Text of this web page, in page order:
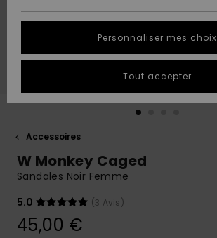
A
Découvrir
A
Découvrir
tailles
conversation
plus rapide
à votre
Démarrer
QUIKSILVER
Accessoires
W Monkey Caged
Sandales Noir Femme
5.0
(3 Avis)
45,00 €
Personnaliser mes choix
Tout accepter